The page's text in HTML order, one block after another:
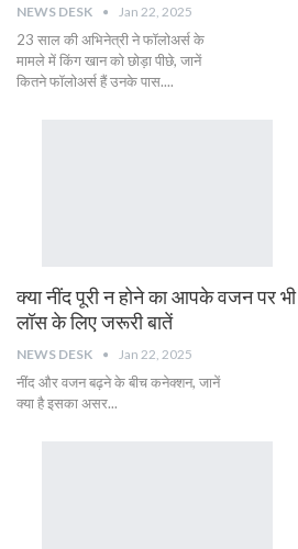
NEWS DESK Jan 22, 2025
23 साल की अभिनेत्री ने फॉलोअर्स के
मामले में किंग खान को छोड़ा पीछे, जानें
कितने फॉलोअर्स हैं उनके पास....
क्या नींद पूरी न होने का आपके वजन पर
लॉस के लिए जरूरी बातें
NEWS DESK Jan 22, 2025
नींद और वजन बढ़ने के बीच कनेक्शन, जानें
क्या है इसका असर...